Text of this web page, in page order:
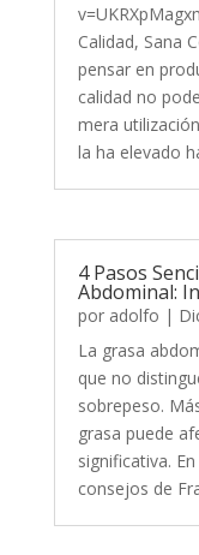
Calidad, Sana
pensar en
calidad no
mera
la ha elevado
4 Pasos
Abdominal:
por adolfo |
La grasa
que no
sobrepeso.
grasa puede
significativa.
consejos de